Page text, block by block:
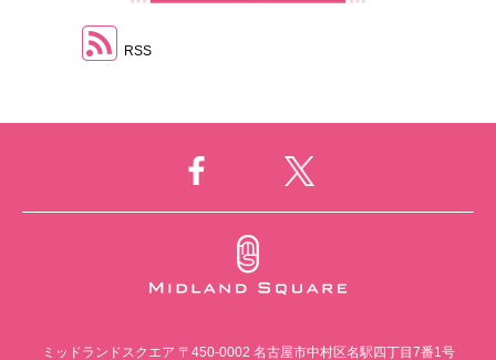
RSS
ミッドランドスクエア 〒450-0002 名古屋市中村区名駅四丁目7番1号